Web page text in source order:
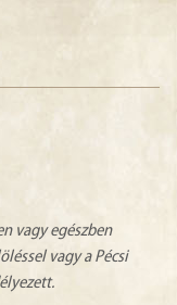
vagy egészben
vagy a Pécsi